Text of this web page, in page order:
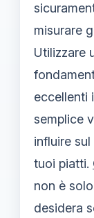
misurare
Utilizzare
eccellenti
semplice
influire
tuoi piatti.
non è
desidera